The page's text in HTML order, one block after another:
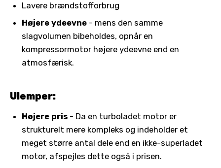
Lavere brændstofforbrug
Højere ydeevne - mens den samme
slagvolumen bibeholdes, opnår en
kompressormotor højere ydeevne end en
atmosfærisk.
Ulemper:
Højere pris - Da en turboladet motor er
strukturelt mere kompleks og indeholder et
meget større antal dele end en ikke-superladet
motor, afspejles dette også i prisen.